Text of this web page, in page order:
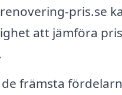
pris.se
att jämföra
de främsta